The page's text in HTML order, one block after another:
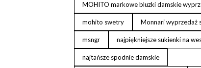
MOHITO markowe bluzki damskie
mohito swetry Monnari wyprzedaż
msngr najpiękniejsze sukienki na
najtańsze spodnie damskie